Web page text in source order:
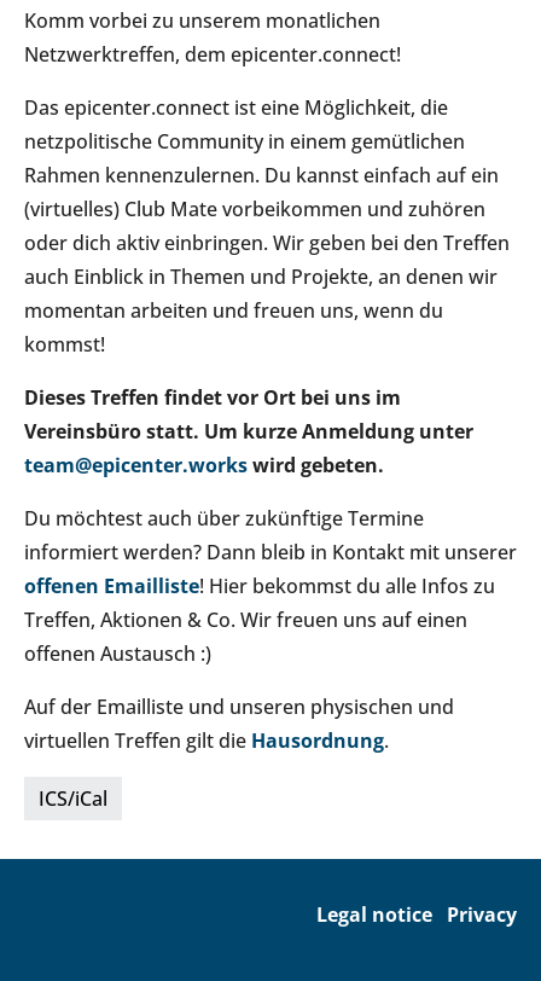
Komm vorbei zu unserem monatlichen
Netzwerktreffen, dem epicenter.connect!
Das epicenter.connect ist eine Möglichkeit, die
netzpolitische Community in einem gemütlichen
Rahmen kennenzulernen. Du kannst einfach auf ein
(virtuelles) Club Mate vorbeikommen und zuhören
oder dich aktiv einbringen. Wir geben bei den Treffen
auch Einblick in Themen und Projekte, an denen wir
momentan arbeiten und freuen uns, wenn du
kommst!
Dieses Treffen findet vor Ort bei uns im
Vereinsbüro statt. Um kurze Anmeldung unter
team@epicenter.workswird gebeten.
Du möchtest auch über zukünftige Termine
informiert werden? Dann bleib in Kontakt mit unserer
offenen Emailliste! Hier bekommst du alle Infos zu
Treffen, Aktionen & Co. Wir freuen uns auf einen
offenen Austausch :)
Auf der Emailliste und unseren physischen und
virtuellen Treffen gilt die Hausordnung.
ICS/iCal
Legal notice Privacy